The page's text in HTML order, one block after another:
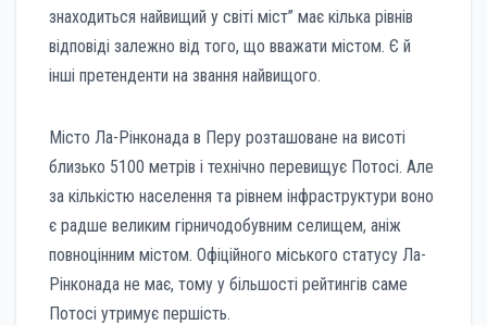
знаходиться найвищий у світі міст” має кілька рівнів
відповіді залежно від того, що вважати містом. Є й
інші претенденти на звання найвищого.
Місто Ла-Рінконада в Перу розташоване на висоті
близько 5100 метрів і технічно перевищує Потосі. Але
за кількістю населення та рівнем інфраструктури воно
є радше великим гірничодобувним селищем, аніж
повноцінним містом. Офіційного міського статусу Ла-
Рінконада не має, тому у більшості рейтингів саме
Потосі утримує першість.